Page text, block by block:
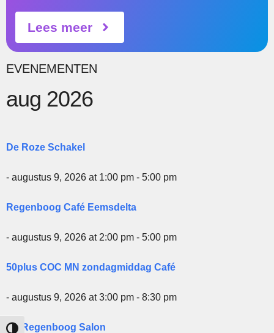
Lees meer
EVENEMENTEN
aug 2026
De Roze Schakel
- augustus 9, 2026 at 1:00 pm - 5:00 pm
Regenboog Café Eemsdelta
- augustus 9, 2026 at 2:00 pm - 5:00 pm
50plus COC MN zondagmiddag Café
- augustus 9, 2026 at 3:00 pm - 8:30 pm
De Regenboog Salon